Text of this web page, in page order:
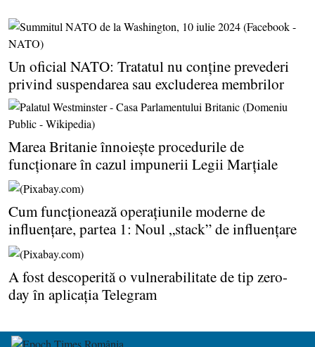
Un oficial NATO: Tratatul nu conţine prevederi
privind suspendarea sau excluderea membrilor
Marea Britanie înnoieşte procedurile de
funcţionare în cazul impunerii Legii Marţiale
Cum funcţionează operaţiunile moderne de
influenţare, partea 1: Noul „stack” de influenţare
A fost descoperită o vulnerabilitate de tip zero-
day în aplicaţia Telegram